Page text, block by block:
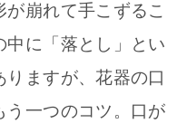
崩れて手こずるこ
中に「落とし」とい
りますが、花器の口
う一つのコツ。口が